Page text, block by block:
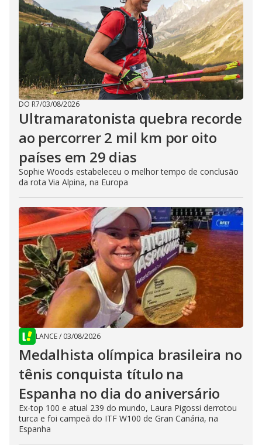
DO R7/03/08/2026
Ultramaratonista quebra recorde
ao percorrer 2 mil km por oito
países em 29 dias
Sophie Woods estabeleceu o melhor tempo de conclusão
da rota Via Alpina, na Europa
LANCE/ 03/08/2026
Medalhista olímpica brasileira no
tênis conquista título na
Espanha no dia do aniversário
Ex-top 100 e atual 239 do mundo, Laura Pigossi derrotou
turca e foi campeã do ITF W100 de Gran Canária, na
Espanha